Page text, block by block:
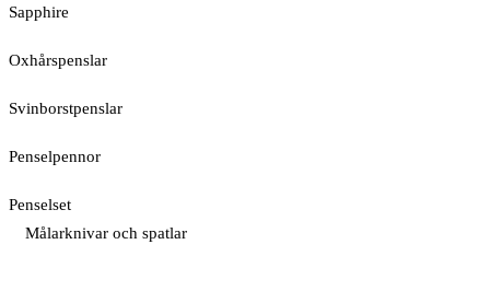
Sapphire
Oxhårspenslar
Svinborstpenslar
Penselpennor
Penselset
Målarknivar och spatlar